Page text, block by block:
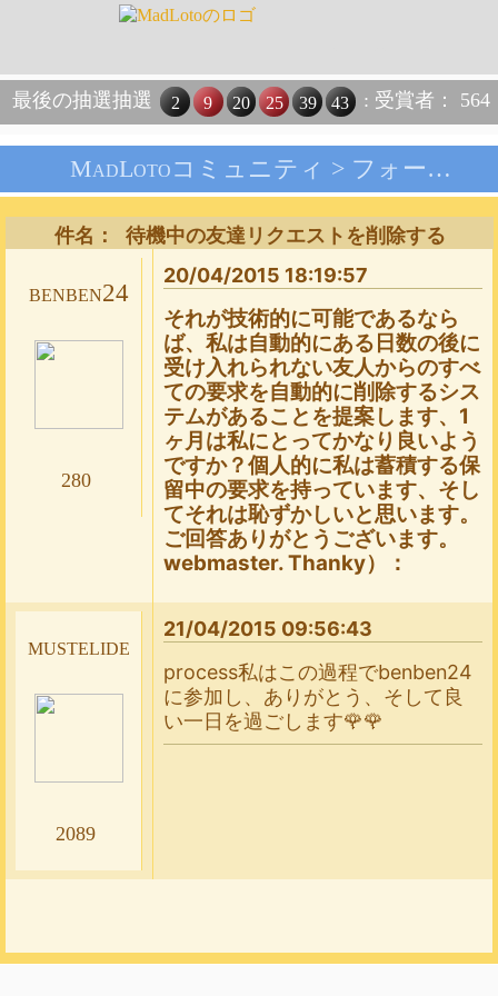
最後の抽選抽選 2 9 20 25 39 43 : 受賞者： 564
MadLotoコミュニティ > フォーラム
件名： 待機中の友達リクエストを削除する
benben24
280
20/04/2015 18:19:57
それが技術的に可能であるなら
ば、私は自動的にある日数の後に
受け入れられない友人からのすべ
ての要求を自動的に削除するシス
テムがあることを提案します、1
ヶ月は私にとってかなり良いよう
ですか？個人的に私は蓄積する保
留中の要求を持っています、そし
てそれは恥ずかしいと思います。
ご回答ありがとうございます。
webmaster. Thanky）：
mustelide
2089
21/04/2015 09:56:43
process私はこの過程でbenben24
に参加し、ありがとう、そして良
い一日を過ごします🌹🌹